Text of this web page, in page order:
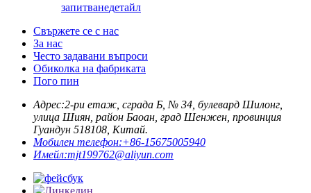
запитванедетайл
Свържете се с нас
За нас
Често задавани въпроси
Обиколка на фабриката
Пого пин
Адрес:2-ри етаж, сграда Б, № 34, булевард Шилонг,
улица Шиян, район Баоан, град Шенжен, провинция
Гуандун 518108, Китай.
Мобилен телефон:+86-15675005940
Имейл:mjt199762@aliyun.com